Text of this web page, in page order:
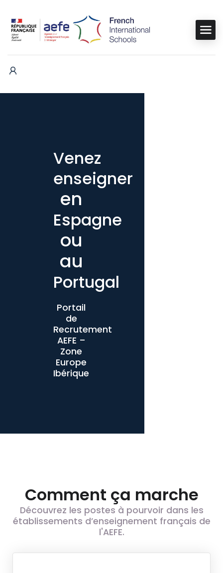
Venez
enseigner
en
Espagne
ou
au
Portugal
Portail
de
Recrutement
AEFE –
Zone
Europe
Ibérique
Comment ça marche
Découvrez les postes à pourvoir dans les
établissements d’enseignement français de
l'AEFE.